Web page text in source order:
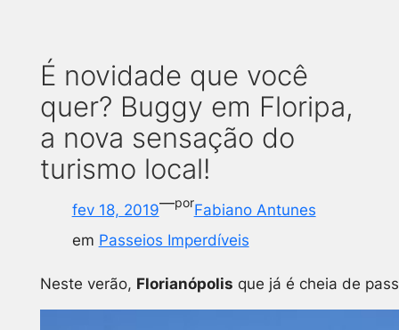
É novidade que você
quer? Buggy em Floripa,
a nova sensação do
turismo local!
fev 18, 2019—porFabiano Antunes
em Passeios Imperdíveis
Neste verão, Florianópolis que já é cheia de